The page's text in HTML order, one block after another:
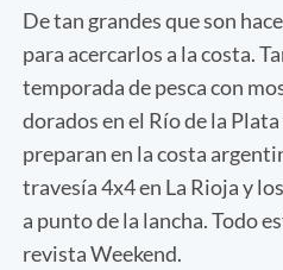
De tan grandes que son
para acercarlos a la costa.
temporada de pesca con
dorados en el Río de la
preparan en la costa
travesía 4x4 en La Rioja y
a punto de la lancha. Todo
revista Weekend.